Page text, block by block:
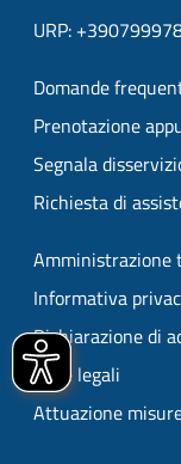
URP:
Domande
Prenotazione
Segnala
Richiesta di
Amministrazione
Informativa
Dichiarazione di
Note legali
Attuazione